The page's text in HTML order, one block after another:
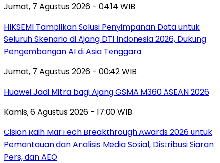
Jumat, 7 Agustus 2026 - 04:14 WIB
HIKSEMI Tampilkan Solusi Penyimpanan Data untuk
Seluruh Skenario di Ajang DTI Indonesia 2026, Dukung
Pengembangan AI di Asia Tenggara
Jumat, 7 Agustus 2026 - 00:42 WIB
Huawei Jadi Mitra bagi Ajang GSMA M360 ASEAN 2026
Kamis, 6 Agustus 2026 - 17:00 WIB
Cision Raih MarTech Breakthrough Awards 2026 untuk
Pemantauan dan Analisis Media Sosial, Distribusi Siaran
Pers, dan AEO